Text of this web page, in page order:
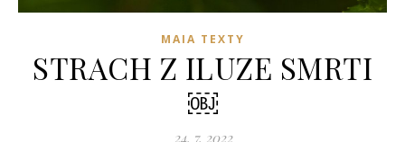
MAIA TEXTY
STRACH Z ILUZE SMRTI
￼
24. 7. 2022